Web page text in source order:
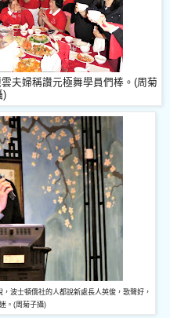
夫婦稱讚元極舞學員們棒。(周菊
)
波士頓僑社的人都說新處長人英俊，歌聲好，
。(周菊子攝)